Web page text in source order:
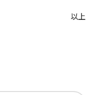
以上